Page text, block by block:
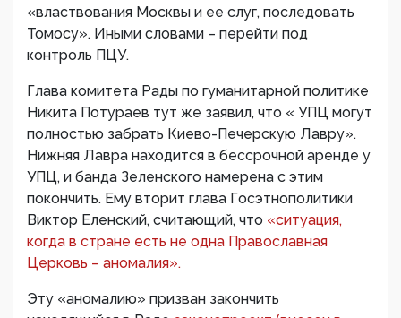
«властвования Москвы и ее слуг, последовать
Томосу». Иными словами – перейти под
контроль ПЦУ.
Глава комитета Рады по гуманитарной политике
Никита Потураев тут же заявил, что « УПЦ могут
полностью забрать Киево-Печерскую Лавру».
Нижняя Лавра находится в бессрочной аренде у
УПЦ, и банда Зеленского намерена с этим
покончить. Ему вторит глава Госэтнополитики
Виктор Еленский, считающий, что «ситуация,
когда в стране есть не одна Православная
Церковь – аномалия».
Эту «аномалию» призван закончить